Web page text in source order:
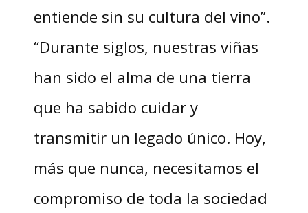
entiende sin su cultura del vino”.
“Durante siglos, nuestras viñas
han sido el alma de una tierra
que ha sabido cuidar y
transmitir un legado único. Hoy,
más que nunca, necesitamos el
compromiso de toda la sociedad